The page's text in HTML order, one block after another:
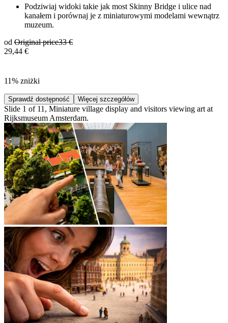
Podziwiaj widoki takie jak most Skinny Bridge i ulice nad
kanałem i porównaj je z miniaturowymi modelami wewnątrz
muzeum.
od Original price33 €
29,44 €
11% zniżki
Sprawdź dostępność Więcej szczegółów
Slide 1 of 11, Miniature village display and visitors viewing art at
Rijksmuseum Amsterdam.